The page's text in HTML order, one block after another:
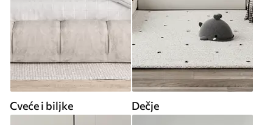
Cveće i biljke Dečje